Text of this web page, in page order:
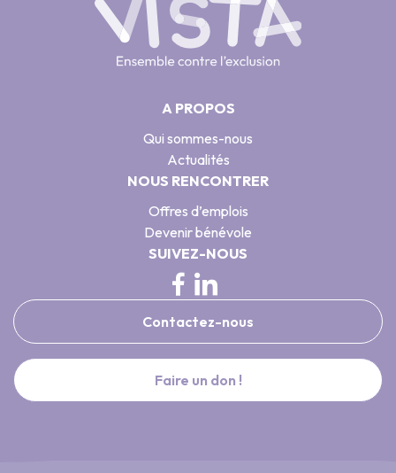
A PROPOS
Qui sommes-nous
Actualités
NOUS RENCONTRER
Offres d’emplois
Devenir bénévole
SUIVEZ-NOUS
Contactez-nous
Faire un don !